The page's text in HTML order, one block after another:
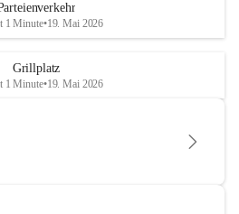
ist jede technologische Innovation
1 Minute•19. Mai 2026
Grillplatz
1 Minute•19. Mai 2026